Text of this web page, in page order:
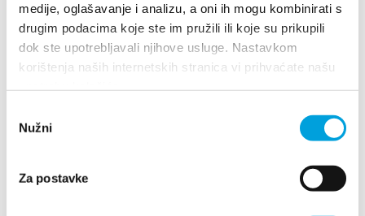
medije, oglašavanje i analizu, a oni ih mogu kombinirati s
drugim podacima koje ste im pružili ili koje su prikupili
dok ste upotrebljavali njihove usluge. Nastavkom
korištenja naših internetskih stranica vi prihvaćate našu
pristanka
Nužni
Za postavke
en
Villa Nika, Kamberovo šetalište 30
21216 Kaštel Stari, Hrvatska
Directions
+385 21 227 933
Explore